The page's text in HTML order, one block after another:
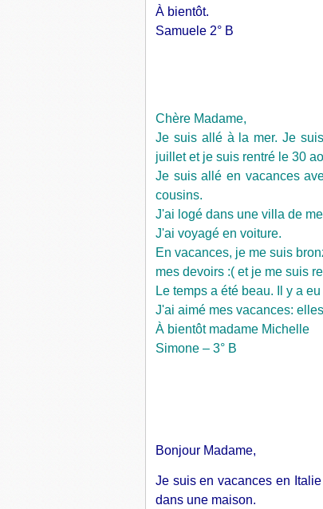
À bientôt.
Samuele 2° B
Chère Madame,
Je suis allé à la mer. Je
juillet et je suis rentré le 30
Je suis allé en vacances
cousins.
J'ai logé dans une villa de
J'ai voyagé en voiture.
En vacances, je me suis
mes devoirs :( et je me suis
Le temps a été beau. Il y a
J'ai aimé mes vacances:
À bientôt madame Michelle
Simone – 3° B
Bonjour Madame,
Je suis en vacances en
dans une maison.